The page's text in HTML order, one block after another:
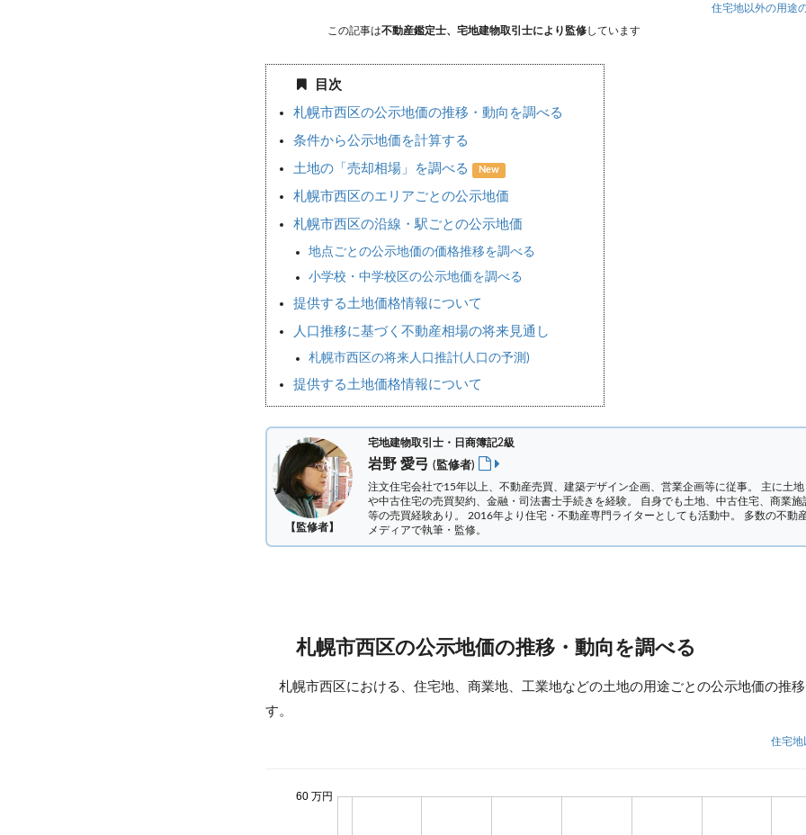
住宅地以外の用途
この記事は不動産鑑定士、宅地建物取引士により監修しています
目次
札幌市西区の公示地価の推移・動向を調べる
条件から公示地価を計算する
土地の「売却相場」を調べる New
札幌市西区のエリアごとの公示地価
札幌市西区の沿線・駅ごとの公示地価
地点ごとの公示地価の価格推移を調べる
小学校・中学校区の公示地価を調べる
提供する土地価格情報について
人口推移に基づく不動産相場の将来見通し
札幌市西区の将来人口推計(人口の予測)
提供する土地価格情報について
【監修者】
宅地建物取引士・日商簿記2級
岩野 愛弓(監修者)
注文住宅会社で15年以上、不動産売買、建築デザイン企画、営業企画等に従事。 主に土地
や中古住宅の売買契約、金融・司法書士手続きを経験。 自身でも土地、中古住宅、商業施
等の売買経験あり。 2016年より住宅・不動産専門ライターとしても活動中。 多数の不動
メディアで執筆・監修。
札幌市西区の公示地価の推移・動向を調べる
札幌市西区における、住宅地、商業地、工業地などの土地の用途ごとの公示地価の推
す。
住宅地
60 万円